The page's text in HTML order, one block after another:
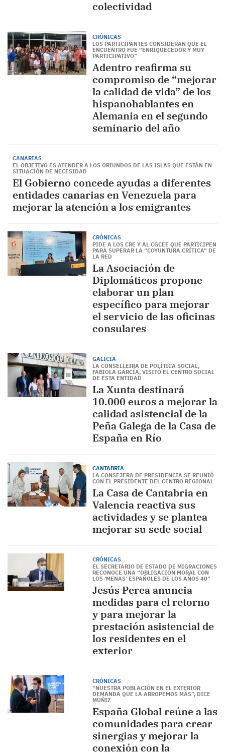
colectividad
CRÓNICAS
LOS PARTICIPANTES CONSIDERAN QUE EL
ENCUENTRO FUE “ENRIQUECEDOR Y MUY
PARTICIPATIVO”
Adentro reafirma su
compromiso de “mejorar
la calidad de vida” de los
hispanohablantes en
Alemania en el segundo
seminario del año
CANARIAS
EL OBJETIVO ES ATENDER A LOS ORIUNDOS DE LAS ISLAS QUE ESTÁN EN
SITUACIÓN DE NECESIDAD
El Gobierno concede ayudas a diferentes
entidades canarias en Venezuela para
mejorar la atención a los emigrantes
CRÓNICAS
PIDE A LOS CRE Y AL CGCEE QUE PARTICIPEN
PARA SUPERAR LA “COYUNTURA CRÍTICA” DE
LA RED
La Asociación de
Diplomáticos propone
elaborar un plan
específico para mejorar
el servicio de las oficinas
consulares
GALICIA
LA CONSELLEIRA DE POLÍTICA SOCIAL,
FABIOLA GARCÍA, VISITÓ EL CENTRO SOCIAL
DE ESTA ENTIDAD
La Xunta destinará
10.000 euros a mejorar la
calidad asistencial de la
Peña Galega de la Casa de
España en Río
CANTABRIA
LA CONSEJERA DE PRESIDENCIA SE REUNIÓ
CON EL PRESIDENTE DEL CENTRO REGIONAL
La Casa de Cantabria en
Valencia reactiva sus
actividades y se plantea
mejorar su sede social
CRÓNICAS
EL SECRETARIO DE ESTADO DE MIGRACIONES
RECONOCE UNA “OBLIGACIÓN MORAL CON
LOS ‘MENAS’ ESPAÑOLES DE LOS AÑOS 40”
Jesús Perea anuncia
medidas para el retorno
y para mejorar la
prestación asistencial de
los residentes en el
exterior
CRÓNICAS
“NUESTRA POBLACIÓN EN EL EXTERIOR
DEMANDA QUE LA ARROPEMOS MÁS”, DICE
MUÑIZ
España Global reúne a las
comunidades para crear
sinergias y mejorar la
conexión con la